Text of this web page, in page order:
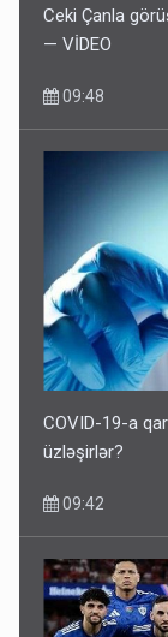
Ceki Çanla
— VİDEO
09:48
COVID-19-a
üzləşirlər?
09:42